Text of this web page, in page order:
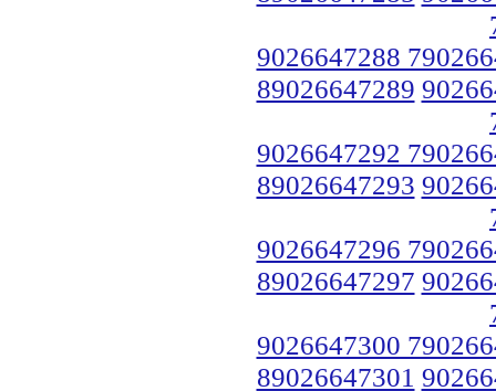
9026647288
89026647289
9026647292
89026647293
9026647296
89026647297
9026647300
89026647301